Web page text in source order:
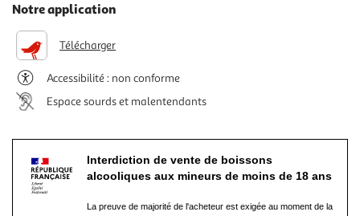
Notre application
Télécharger
Accessibilité : non conforme
Espace sourds et malentendants
Interdiction de vente de boissons
alcooliques aux mineurs de moins de 18 ans
La preuve de majorité de l'acheteur est exigée au moment de la